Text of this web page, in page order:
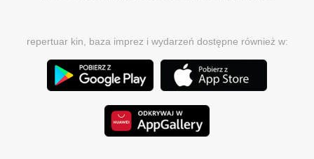
repertuar kin, baza imprez i wydarzeń dostępne również w: